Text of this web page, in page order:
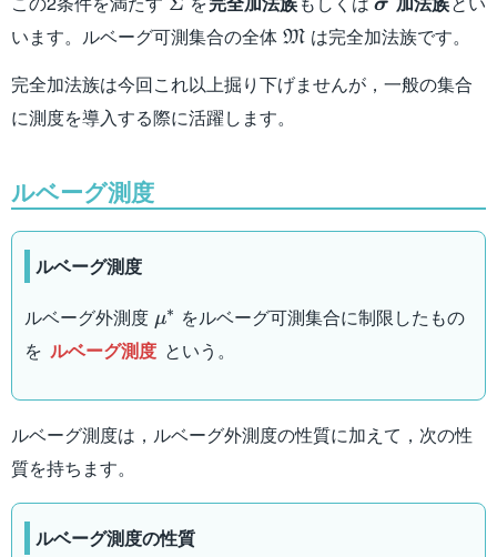
σ
います。ルベーグ可測集合の全体 \mathfrak{M}
Mは完全加法族です。
完全加法族は今回これ以上掘り下げませんが，一般の集合
に測度を導入する際に活躍します。
ルベーグ測度
ルベーグ測度
ルベーグ外測度 \mu^*
μ∗ をルベーグ可測集合に制限したもの
を ルベーグ測度 という。
ルベーグ測度は，ルベーグ外測度の性質に加えて，次の性
質を持ちます。
ルベーグ測度の性質